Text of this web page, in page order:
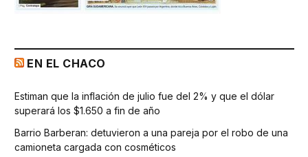
EN EL CHACO
Estiman que la inflación de julio fue del 2% y que el dólar
superará los $1.650 a fin de año
Barrio Barberan: detuvieron a una pareja por el robo de una
camioneta cargada con cosméticos